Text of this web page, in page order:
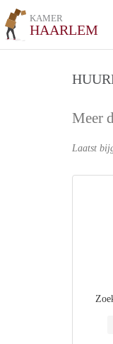
KAMER
HAARLEM
Meer
Laatst